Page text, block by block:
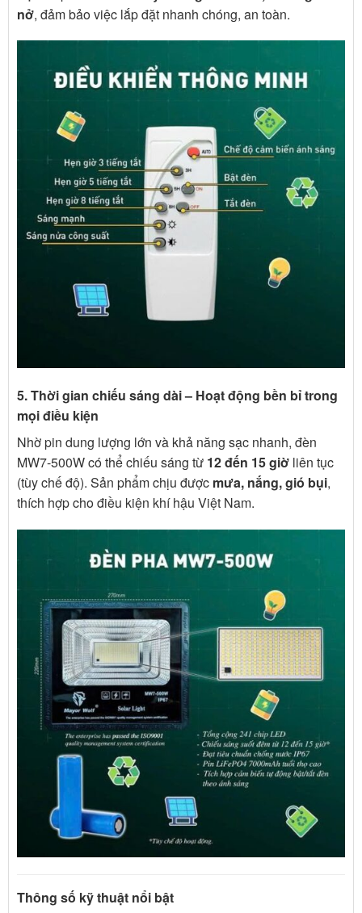
nở, đảm bảo việc lắp đặt nhanh chóng, an toàn.
5. Thời gian chiếu sáng dài – Hoạt động bền bỉ trong
mọi điều kiện
Nhờ pin dung lượng lớn và khả năng sạc nhanh, đèn
MW7-500W có thể chiếu sáng từ 12 đến 15 giờ liên tục
(tùy chế độ). Sản phẩm chịu được mưa, nắng, gió bụi,
thích hợp cho điều kiện khí hậu Việt Nam.
Thông số kỹ thuật nổi bật